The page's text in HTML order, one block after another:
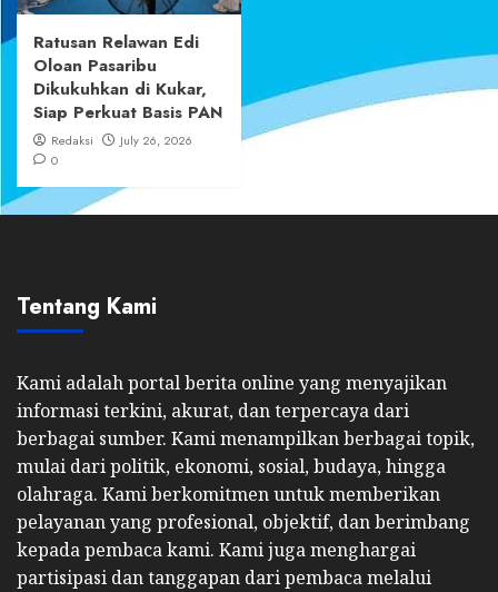
Ratusan Relawan Edi
Oloan Pasaribu
Dikukuhkan di Kukar,
Siap Perkuat Basis PAN
Redaksi
July 26, 2026
0
Tentang Kami
Kami adalah portal berita online yang menyajikan
informasi terkini, akurat, dan terpercaya dari
berbagai sumber. Kami menampilkan berbagai topik,
mulai dari politik, ekonomi, sosial, budaya, hingga
olahraga. Kami berkomitmen untuk memberikan
pelayanan yang profesional, objektif, dan berimbang
kepada pembaca kami. Kami juga menghargai
partisipasi dan tanggapan dari pembaca melalui